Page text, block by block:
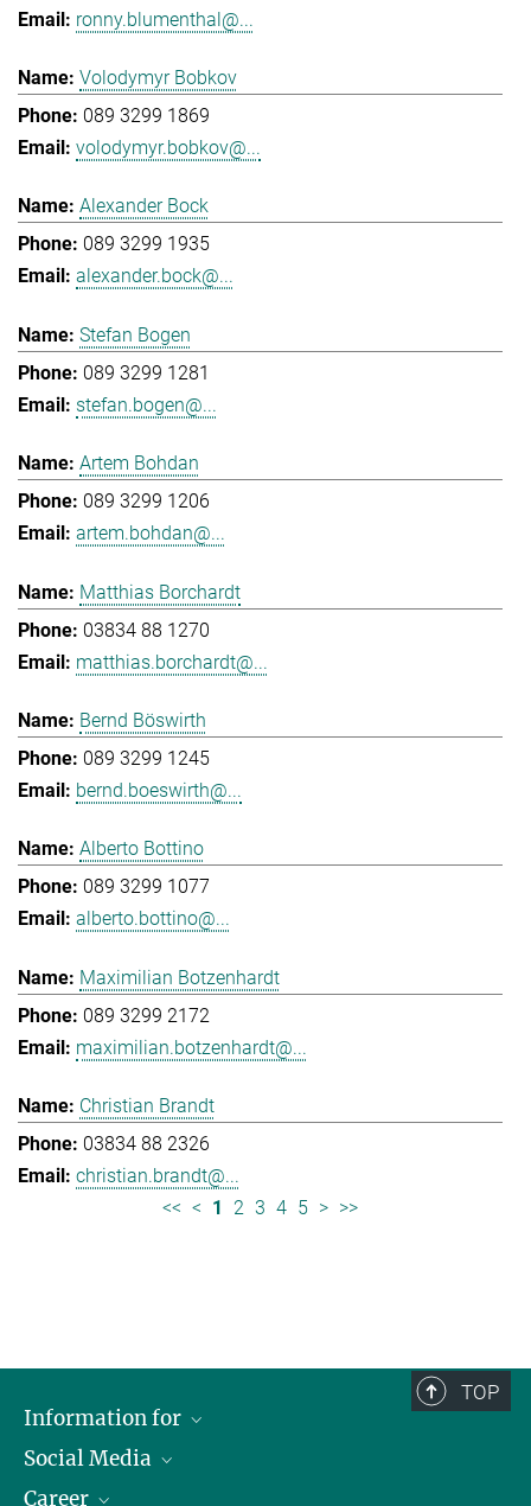
ronny.blumenthal@...
Volodymyr Bobkov
089 3299 1869
volodymyr.bobkov@...
Alexander Bock
089 3299 1935
alexander.bock@...
Stefan Bogen
089 3299 1281
stefan.bogen@...
Artem Bohdan
089 3299 1206
artem.bohdan@...
Matthias Borchardt
03834 88 1270
matthias.borchardt@...
Bernd Böswirth
089 3299 1245
bernd.boeswirth@...
Alberto Bottino
089 3299 1077
alberto.bottino@...
Maximilian Botzenhardt
089 3299 2172
maximilian.botzenhardt@...
Christian Brandt
03834 88 2326
christian.brandt@...
<< < 1 2 3 4 5 > >>
TOP
Information for
Journalists
School
Social Media
LinkedIn
Career